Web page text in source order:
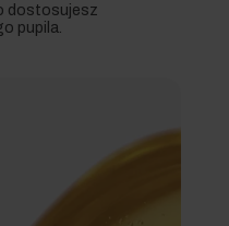
dostosujesz
pupila.